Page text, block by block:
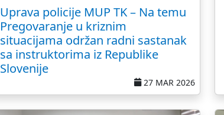
Uprava policije MUP TK – Na temu
Pregovaranje u kriznim
situacijama održan radni sastanak
sa instruktorima iz Republike
Slovenije
27 MAR 2026